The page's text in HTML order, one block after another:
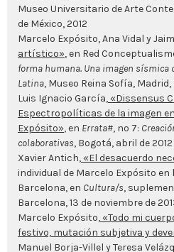
Museo Universitario de Arte
de México, 2012
Marcelo Expósito, Ana Vidal y
artístico», en Red
forma humana. Una imagen sísmica
Latina, Museo Reina Sofía, Madrid,
Luis Ignacio García, «Dissensus
Espectropolíticas de la imagen
Expósito», en Errata#, nº 7:
colaborativas, Bogotá, abril de 2012
Xavier Antich, «El desacuerdo
individual de Marcelo Expósito en
Barcelona, en Cultura/s,
Barcelona, 13 de noviembre de
Marcelo Expósito, «Todo mi
festivo, mutación subjetiva y
Manuel Borja-Villel y Teresa